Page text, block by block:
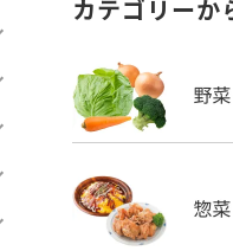
カテゴリーか